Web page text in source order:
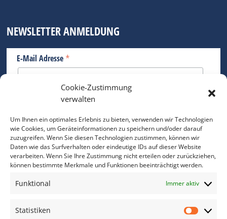
Cookie-Zustimmung
verwalten
Um Ihnen ein optimales Erlebnis zu bieten, verwenden wir Technologien
wie Cookies, um Geräteinformationen zu speichern und/oder darauf
zuzugreifen. Wenn Sie diesen Technologien zustimmen, können wir
Daten wie das Surfverhalten oder eindeutige IDs auf dieser Website
verarbeiten. Wenn Sie Ihre Zustimmung nicht erteilen oder zurückziehen,
können bestimmte Merkmale und Funktionen beeinträchtigt werden.
Funktional Immer aktiv
Statistiken
NEWSLETTER ANMELDUNG
E-Mail Adresse *
Bitte geben Sie Ihre E-Mail Adresse ein.
*